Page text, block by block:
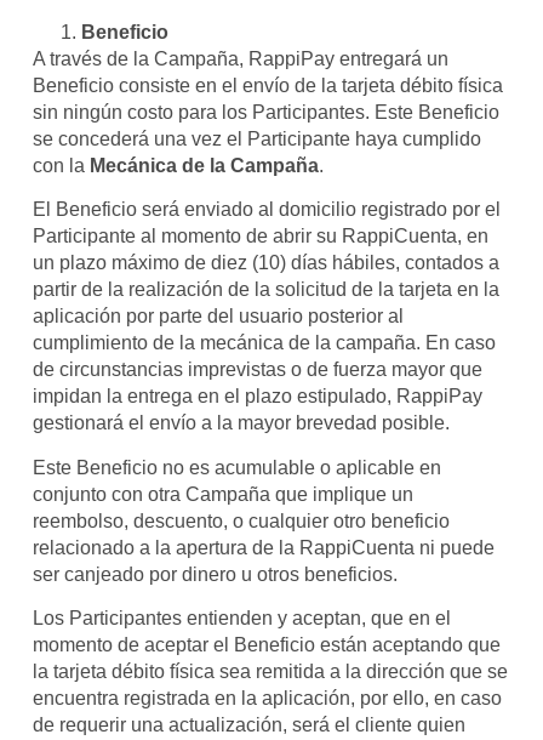
Beneficio
A través de la Campaña, RappiPay entregará un
Beneficio consiste en el envío de la tarjeta débito física
sin ningún costo para los Participantes. Este Beneficio
se concederá una vez el Participante haya cumplido
con la Mecánica de la Campaña.
El Beneficio será enviado al domicilio registrado por el
Participante al momento de abrir su RappiCuenta, en
un plazo máximo de diez (10) días hábiles, contados a
partir de la realización de la solicitud de la tarjeta en la
aplicación por parte del usuario posterior al
cumplimiento de la mecánica de la campaña. En caso
de circunstancias imprevistas o de fuerza mayor que
impidan la entrega en el plazo estipulado, RappiPay
gestionará el envío a la mayor brevedad posible.
Este Beneficio no es acumulable o aplicable en
conjunto con otra Campaña que implique un
reembolso, descuento, o cualquier otro beneficio
relacionado a la apertura de la RappiCuenta ni puede
ser canjeado por dinero u otros beneficios.
Los Participantes entienden y aceptan, que en el
momento de aceptar el Beneficio están aceptando que
la tarjeta débito física sea remitida a la dirección que se
encuentra registrada en la aplicación, por ello, en caso
de requerir una actualización, será el cliente quien